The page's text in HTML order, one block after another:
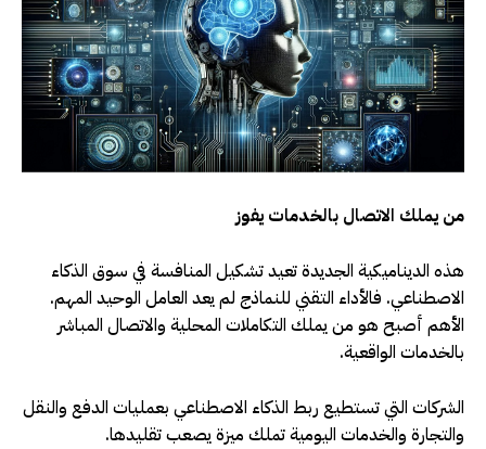
من يملك الاتصال بالخدمات يفوز
هذه الديناميكية الجديدة تعيد تشكيل المنافسة في سوق الذكاء
الاصطناعي. فالأداء التقني للنماذج لم يعد العامل الوحيد المهم.
الأهم أصبح هو من يملك التكاملات المحلية والاتصال المباشر
بالخدمات الواقعية.
الشركات التي تستطيع ربط الذكاء الاصطناعي بعمليات الدفع والنقل
والتجارة والخدمات اليومية تملك ميزة يصعب تقليدها.